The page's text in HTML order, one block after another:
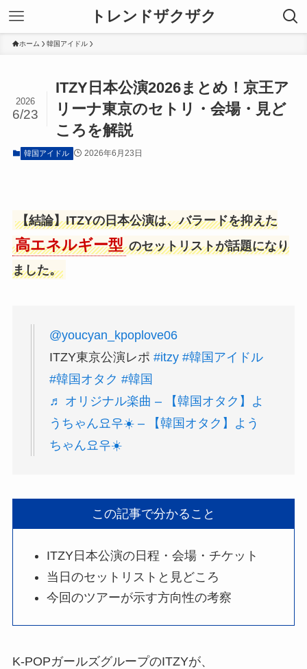
トレンドザクザク
ホーム 韓国アイドル
ITZY日本公演2026まとめ！京王ア
リーナ東京のセトリ・会場・見ど
ころを解説
2026
6/23
韓国アイドル 2026年6月23日
【結論】ITZYの日本公演は、バラードを抑えた
高エネルギー型 のセットリストが話題になり
ました。
@youcyan_kpoplove06
ITZY東京公演レポ #itzy #韓国アイドル
#韓国オタク #韓国
♬ オリジナル楽曲 – 【韓国オタク】よ
うちゃん요우☀️ – 【韓国オタク】よう
ちゃん요우☀️
この記事で分かること
ITZY日本公演の日程・会場・チケット
当日のセットリストと見どころ
今回のツアーが示す方向性の考察
K-POPガールズグループのITZYが、